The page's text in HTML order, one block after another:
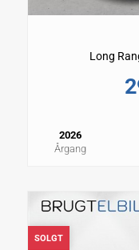
Long
2026
Årgang
SOLGT